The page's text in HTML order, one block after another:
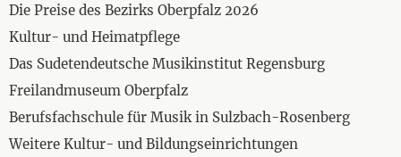
Die Preise des Bezirks Oberpfalz 2026
Kultur- und Heimatpflege
Das Sudetendeutsche Musikinstitut Regensburg
Freilandmuseum Oberpfalz
Berufsfachschule für Musik in Sulzbach-Rosenberg
Weitere Kultur- und Bildungseinrichtungen